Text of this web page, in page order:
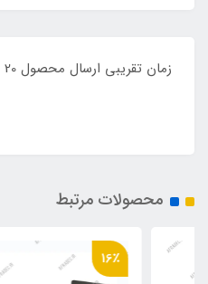
محصولات مرتبط
16٪